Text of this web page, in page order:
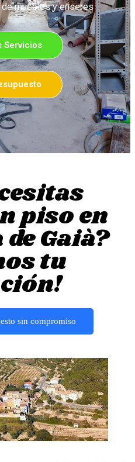
muebles y enseres
Servicios
piso en
Gaià?
tu
sin compromiso